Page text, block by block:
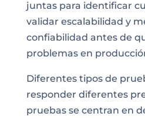
juntas para identificar
validar escalabilidad y
confiabilidad antes de
problemas en
Diferentes tipos de
responder diferentes
pruebas se centran en